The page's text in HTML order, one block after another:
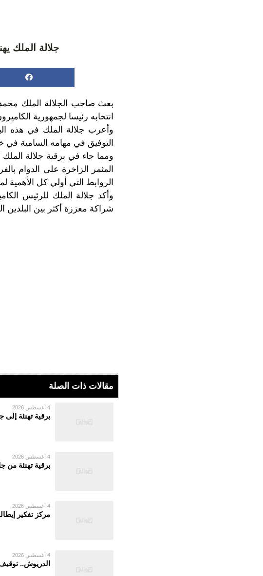
جلالة الملك
بعث صاحب الجلالة الملك محمد
انتخابه رئيسا لجمهورية
وأعرب جلالة الملك في هذه
التوفيق في مهامه السامية
ومما جاء في برقية جلالة الملك
المثمر الزاخرة على الدوام
الروابط التي أولي كل الأهمية
وأكد جلالة الملك للرئيس
شراكة معززة أكثر بين البلدين
مقالات ذات الصلة
4 أغسطس 2026
برقية تهنئة إلى
4 أغسطس 2026
برقية تهنئة من
4 أغسطس 2026
مركز تفكير
4 أغسطس 2026
الدريوش..